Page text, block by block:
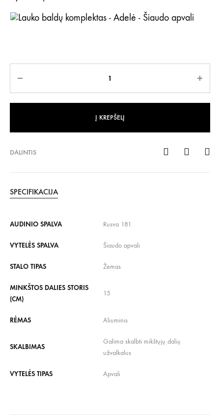
Į KREPŠELĮ
DALINTIS
SPECIFIKACIJA
AUDINIO SPALVA Rusva 181
VYTELĖS SPALVA Šiaudo apvali
STALO TIPAS Žemas
MINKŠTOS DALIES STORIS
(CM)
15
RĖMAS Aliuminis
SKALBIMAS
Galima skalbti mikštųjų dalių
užvalkalus
VYTELĖS TIPAS Apvali